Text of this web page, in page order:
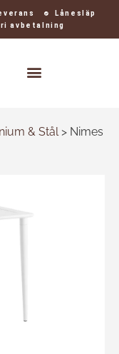
Lånesläp
avbetalning
& Stål> Nimes